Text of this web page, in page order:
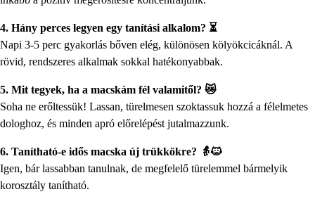
4. Hány perces legyen egy tanítási alkalom? ⏳
Napi 3-5 perc gyakorlás bőven elég, különösen kölyökcicáknál. A
rövid, rendszeres alkalmak sokkal hatékonyabbak.
5. Mit tegyek, ha a macskám fél valamitől? 😿
Soha ne erőltessük! Lassan, türelmesen szoktassuk hozzá a félelmetes
dologhoz, és minden apró előrelépést jutalmazzunk.
6. Tanítható-e idős macska új trükkökre? 👵🐱
Igen, bár lassabban tanulnak, de megfelelő türelemmel bármelyik
korosztály tanítható.